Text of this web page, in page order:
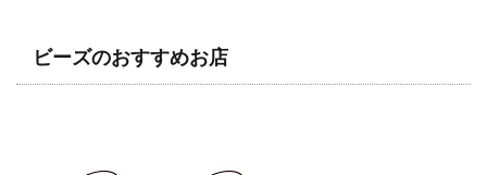
ビーズのおすすめお店